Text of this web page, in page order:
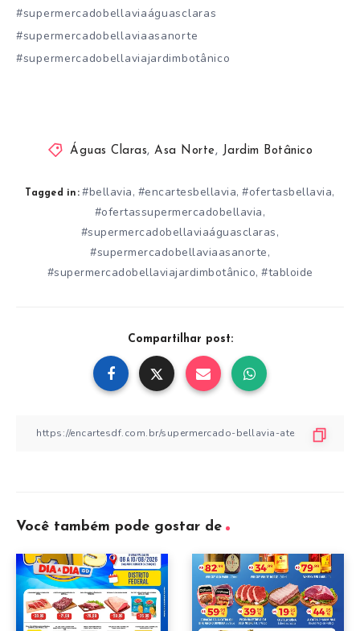
#supermercadobellaviaáguasclaras
#supermercadobellaviaasanorte
#supermercadobellaviajardimbotânico
Águas Claras,Asa Norte, Jardim Botânico
Tagged in: #bellavia, #encartesbellavia,#ofertasbellavia,
#ofertassupermercadobellavia,
#supermercadobellaviaáguasclaras,
#supermercadobellaviaasanorte,
#supermercadobellaviajardimbotânico, #tabloide
Compartilhar post:
Você também pode gostar de